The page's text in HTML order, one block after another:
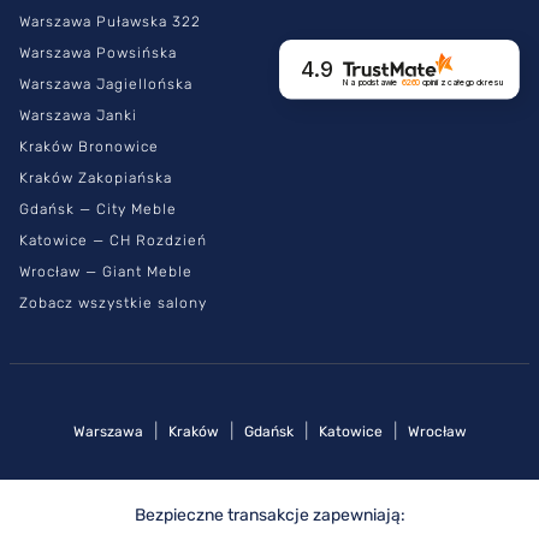
Warszawa Puławska 322
Warszawa Powsińska
Warszawa Jagiellońska
Warszawa Janki
Kraków Bronowice
Kraków Zakopiańska
Gdańsk — City Meble
Katowice — CH Rozdzień
Wrocław — Giant Meble
Zobacz wszystkie salony
4.9
Na podstawie 6260opinii z całego okresu
Warszawa Kraków Gdańsk Katowice Wrocław
Bezpieczne transakcje zapewniają: